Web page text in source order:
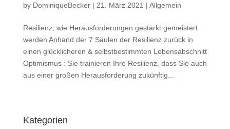
by DominiqueBecker| 21. März 2021 | Allgemein
Resilienz, wie Herausforderungen gestärkt gemeistert
werden Anhand der 7 Säulen der Resilienz zurück in
einen glücklicheren & selbstbestimmten Lebensabschnitt
Optimismus : Sie trainieren Ihre Resilienz, dass Sie auch
aus einer großen Herausforderung zukünftig...
Kategorien